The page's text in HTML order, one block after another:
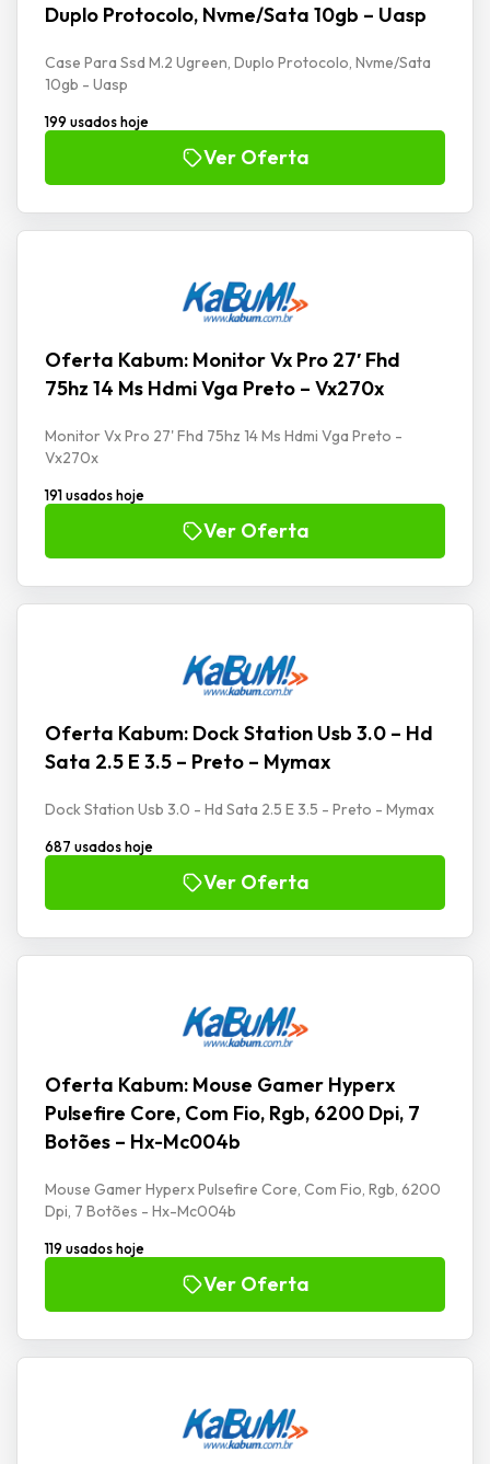
Duplo Protocolo, Nvme/Sata 10gb – Uasp
Case Para Ssd M.2 Ugreen, Duplo Protocolo, Nvme/Sata
10gb - Uasp
199 usados hoje
Ver Oferta
Oferta Kabum: Monitor Vx Pro 27′ Fhd
75hz 14 Ms Hdmi Vga Preto – Vx270x
Monitor Vx Pro 27' Fhd 75hz 14 Ms Hdmi Vga Preto -
Vx270x
191 usados hoje
Ver Oferta
Oferta Kabum: Dock Station Usb 3.0 – Hd
Sata 2.5 E 3.5 – Preto – Mymax
Dock Station Usb 3.0 - Hd Sata 2.5 E 3.5 - Preto - Mymax
687 usados hoje
Ver Oferta
Oferta Kabum: Mouse Gamer Hyperx
Pulsefire Core, Com Fio, Rgb, 6200 Dpi, 7
Botões – Hx-Mc004b
Mouse Gamer Hyperx Pulsefire Core, Com Fio, Rgb, 6200
Dpi, 7 Botões - Hx-Mc004b
119 usados hoje
Ver Oferta